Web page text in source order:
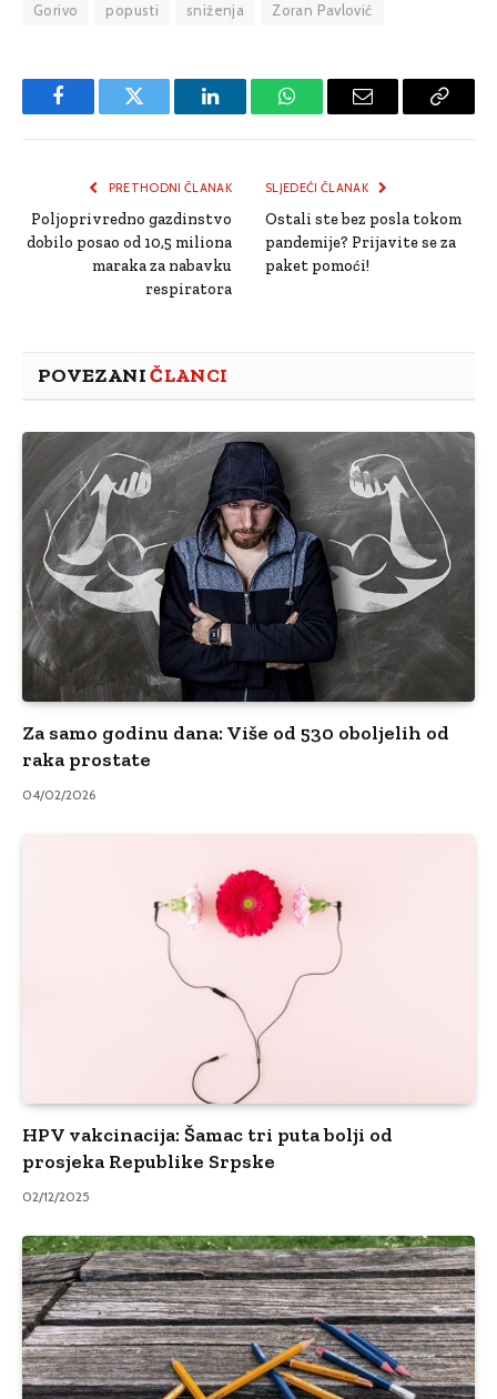
Gorivo
popusti sniženja Zoran Pavlović
FacebookTwitter LinkedInWhatsAppEmail
Copy
PRETHODNI ČLANAK
Poljoprivredno gazdinstvo
dobilo posao od 10,5 miliona
maraka za nabavku
respiratora
SLJEDEĆI ČLANAK
Ostali ste bez posla tokom
pandemije? Prijavite se za
paket pomoći!
POVEZANIČLANCI
Za samo godinu dana: Više od 530 oboljelih od
raka prostate
04/02/2026
HPV vakcinacija: Šamac tri puta bolji od
prosjeka Republike Srpske
02/12/2025